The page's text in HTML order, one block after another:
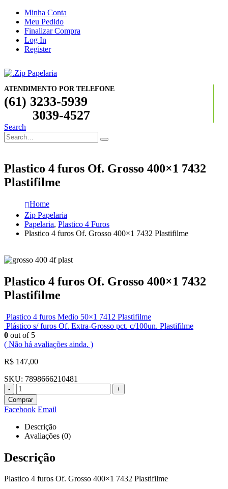
Minha Conta
Meu Pedido
Finalizar Compra
Log In
Register
ATENDIMENTO POR TELEFONE
(61) 3233-5939
3039-4527
Search
Plastico 4 furos Of. Grosso 400×1 7432
Plastifilme
Home
Zip Papelaria
Papelaria, Plastico 4 Furos
Plastico 4 furos Of. Grosso 400×1 7432 Plastifilme
Plastico 4 furos Of. Grosso 400×1 7432
Plastifilme
Plastico 4 furos Medio 50×1 7412 Plastifilme
Plástico s/ furos Of. Extra-Grosso pct. c/100un. Plastifilme
0 out of 5
( Não há avaliações ainda. )
R$ 147,00
SKU: 7898666210481
-
+
Comprar
Facebook Email
Descrição
Avaliações (0)
Descrição
Plastico 4 furos Of. Grosso 400×1 7432 Plastifilme